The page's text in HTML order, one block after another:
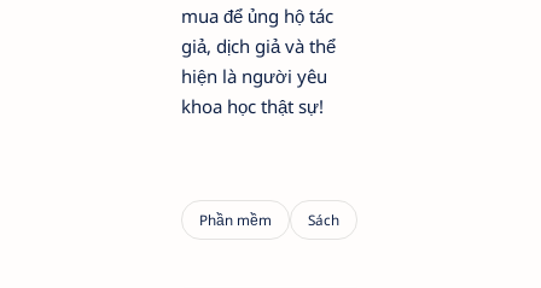
mua để ủng hộ tác
giả, dịch giả và thể
hiện là người yêu
khoa học thật sự!